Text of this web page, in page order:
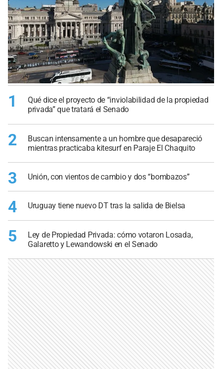
1
Qué dice el proyecto de “inviolabilidad de la propiedad
privada” que tratará el Senado
2
Buscan intensamente a un hombre que desapareció
mientras practicaba kitesurf en Paraje El Chaquito
3 Unión, con vientos de cambio y dos “bombazos”
4 Uruguay tiene nuevo DT tras la salida de Bielsa
5
Ley de Propiedad Privada: cómo votaron Losada,
Galaretto y Lewandowski en el Senado